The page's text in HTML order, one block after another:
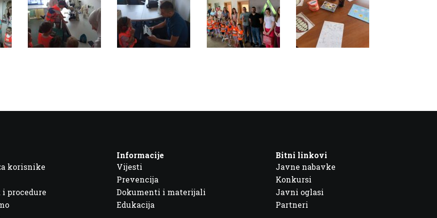
korisnike
i procedure
Informacije
Vijesti
Prevencija
Dokumenti i materijali
Edukacija
Bitni linkovi
Javne nabavke
Konkursi
Javni oglasi
Partneri